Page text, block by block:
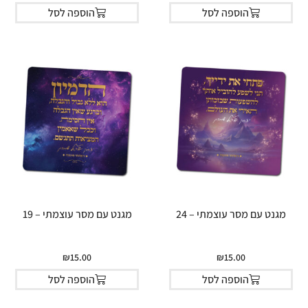
הוספה לסל הוספה לסל
מגנט עם מסר עוצמתי – 24
₪15.00
הוספה לסל
מגנט עם מסר עוצמתי – 19
₪15.00
הוספה לסל